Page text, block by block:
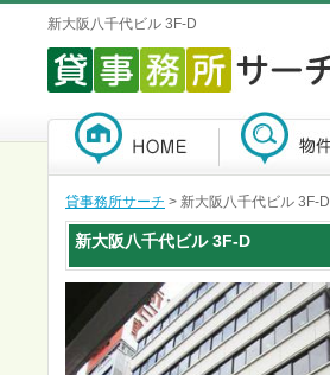
新大阪八千代ビル 3F-D
貸事務所サーチ > 新大阪八千代ビル 3F-D
新大阪八千代ビル3F-D